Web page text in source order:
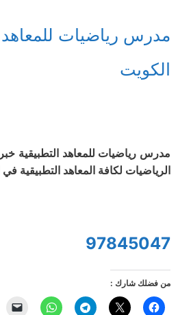
مدرس رياضيات للمعاهد
الكويت
الرياضيات لكافة المعاهد التطبيقية
97845047
من فضلك شارك :